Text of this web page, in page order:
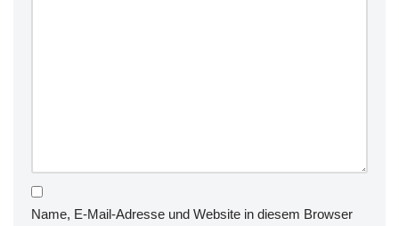
Name, E-Mail-Adresse und Website in diesem Browser